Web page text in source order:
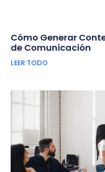
Cómo Generar
de Comunicación
LEER TODO